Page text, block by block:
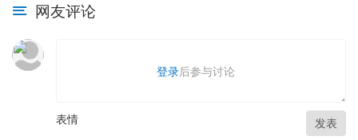
网友评论
登录后参与讨论
表情 发表